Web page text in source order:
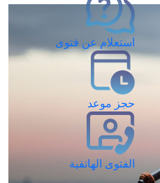
استعلام عن فتوى
حجز موعد
الفتوى الهاتفية